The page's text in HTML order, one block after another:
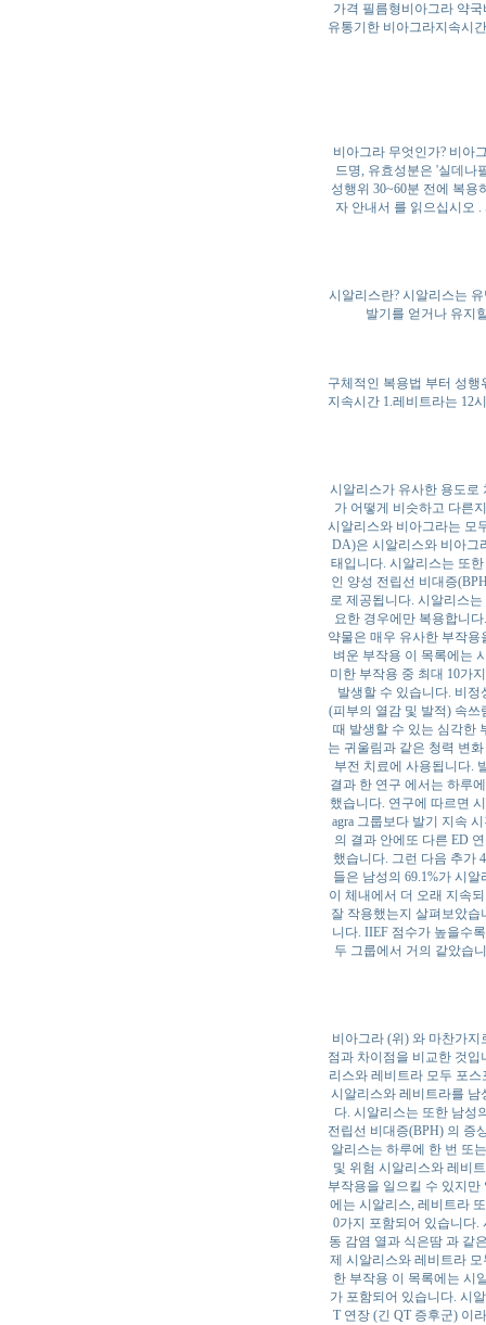
가격 필름형비아그라 약
유통기한 비아그라지속시
비아그라 무엇인가? 비아
드명, 유효성분은 '실데나
성행위 30~60분 전에 복
자 안내서 를 읽으십시오
시알리스란? 시알리스는
발기를 얻거나 유지
구체적인 복용법 부터 성
지속시간 1.레비트라는 12
시알리스가 유사한 용도로
가 어떻게 비슷하고 다른
시알리스와 비아그라는 모
DA)은 시알리스와 비아그
태입니다. 시알리스는 또
인 양성 전립선 비대증
로 제공됩니다. 시알리스
요한 경우에만 복용합니
약물은 매우 유사한 부작
벼운 부작용 이 목록에는
미한 부작용 중 최대 10가
발생할 수 있습니다. 비
(피부의 열감 및 발적) 속
때 발생할 수 있는 심각한
는 귀울림과 같은 청력 변
부전 치료에 사용됩니다.
결과 한 연구 에서는 하루
했습니다. 연구에 따르면
agra 그룹보다 발기 지속
의 결과 안에또 다른 ED
했습니다. 그런 다음 추가
들은 남성의 69.1%가 시
이 체내에서 더 오래 지속
잘 작용했는지 살펴보았
니다. IIEF 점수가 높을수
두 그룹에서 거의 같았습
비아그라 (위) 와 마찬가
점과 차이점을 비교한 것
리스와 레비트라 모두 포
시알리스와 레비트라를 남
다. 시알리스는 또한 남성
전립선 비대증(BPH) 의 증
알리스는 하루에 한 번 또
및 위험 시알리스와 레비
부작용을 일으킬 수 있지
에는 시알리스, 레비트라
0가지 포함되어 있습니다.
동 감염 열과 식은땀 과 같
제 시알리스와 레비트라
한 부작용 이 목록에는 시
가 포함되어 있습니다. 시
T 연장 (긴 QT 증후군) 이